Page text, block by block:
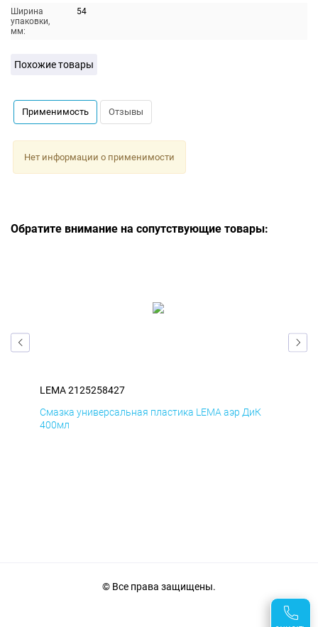
Ширина
упаковки,
мм:
54
Похожие товары
Применимость Отзывы
Нет информации о применимости
Обратите внимание на сопутствующие товары:
LEMA 2125258427
Смазка универсальная пластика LEMA аэр ДиК
400мл
© Все права защищены.